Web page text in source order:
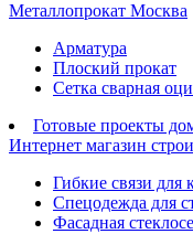
Металлопрокат Москва
Арматура
Плоский прокат
Сетка сварная
Готовые проекты
Интернет магазин
Гибкие связи для
Спецодежда для
Фасадная